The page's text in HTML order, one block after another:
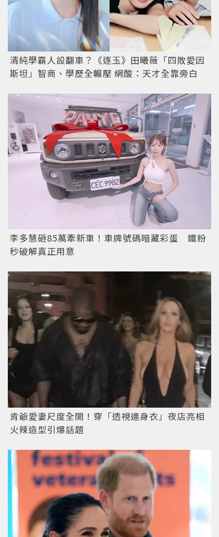
清純學霸人設翻車？《逐玉》田曦薇「四敗愛因
斯坦」智商、學歷全輾壓 網酸：天才全靠旁白
李多慧砸85萬牽新車！車牌號碼暗藏彩蛋 鐵粉
秒破解真正用意
肯爺愛妻尺度全開！穿「透視連身衣」夜店亮相
火辣造型引爆話題